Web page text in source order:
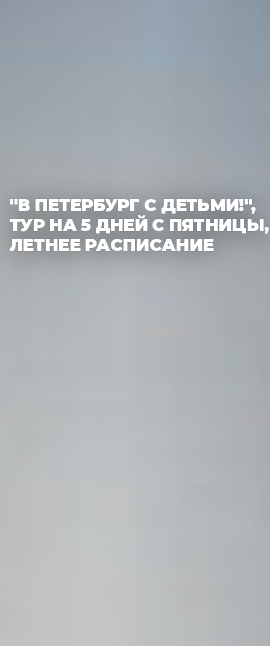
"В ПЕТЕРБУРГ С ДЕТЬМИ!",
ТУР НА 5 ДНЕЙ С ПЯТНИЦЫ,
ЛЕТНЕЕ РАСПИСАНИЕ